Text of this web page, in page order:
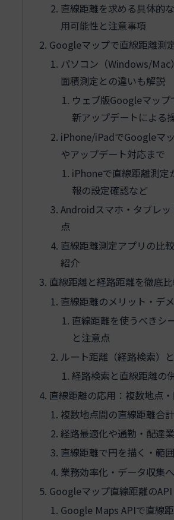
直線距離を求める具体的
用可能性と注意事項
Googleマップで直線距離測
パソコン（Windows/Mac
面積測定との違いも解説
ウェブ版Googleマッ
新アップデートによる
iPhone/iPadでGoogleマ
やアップデート対応まで
iPhoneで直線距離測定
報の設定確認など
Androidスマホ・タブレ
点
直線距離測定アプリの比
紹介
直線距離と経路距離を徹底
直線距離のメリット・デ
直線距離を使うべきシ
と注意点
ルート距離（経路検索）
経路検索と直線距離の
直線距離の応用：複数地点
複数地点間の直線距離合
経路最適化や通勤・配達
直線距離で円を描く・範
業務効率化・データ収集
Googleマップ直線距離の
Google Maps APIで直線